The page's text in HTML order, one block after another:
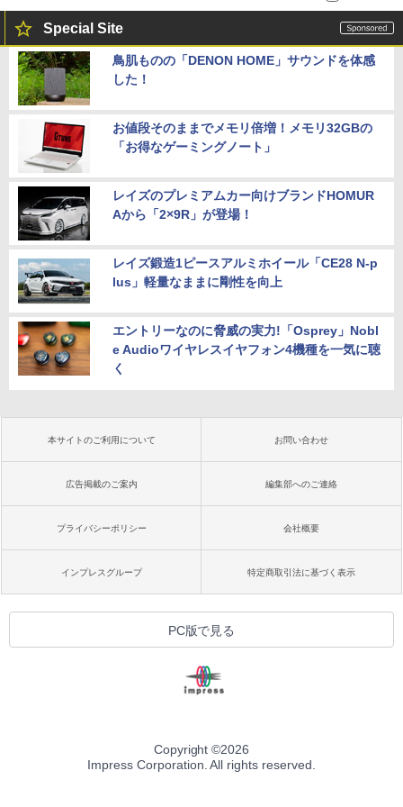
Special Site
鳥肌ものの「DENON HOME」サウンドを体感
した！
お値段そのままでメモリ倍増！メモリ32GBの
「お得なゲーミングノート」
レイズのプレミアムカー向けブランドHOMUR
Aから「2×9R」が登場！
レイズ鍛造1ピースアルミホイール「CE28 N-p
lus」軽量なままに剛性を向上
エントリーなのに脅威の実力!「Osprey」Nobl
e Audioワイヤレスイヤフォン4機種を一気に聴
く
本サイトのご利用について お問い合わせ
広告掲載のご案内 編集部へのご連絡
プライバシーポリシー 会社概要
インプレスグループ 特定商取引法に基づく表示
PC版で見る
Copyright ©2026
Impress Corporation. All rights reserved.